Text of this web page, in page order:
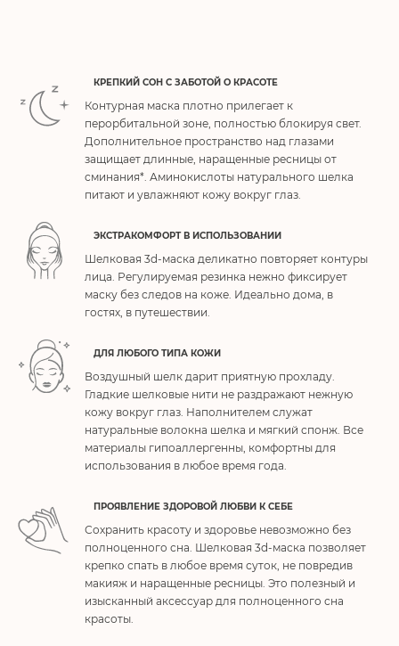
КРЕПКИЙ СОН С ЗАБОТОЙ О КРАСОТЕ
Контурная маска плотно прилегает к
перорбитальной зоне, полностью блокируя свет.
Дополнительное пространство над глазами
защищает длинные, наращенные ресницы от
сминания*. Аминокислоты натурального шелка
питают и увлажняют кожу вокруг глаз.
ЭКСТРАКОМФОРТ В ИСПОЛЬЗОВАНИИ
Шелковая 3d-маска деликатно повторяет контуры
лица. Регулируемая резинка нежно фиксирует
маску без следов на коже. Идеально дома, в
гостях, в путешествии.
ДЛЯ ЛЮБОГО ТИПА КОЖИ
Воздушный шелк дарит приятную прохладу.
Гладкие шелковые нити не раздражают нежную
кожу вокруг глаз. Наполнителем служат
натуральные волокна шелка и мягкий спонж. Все
материалы гипоаллергенны, комфортны для
использования в любое время года.
ПРОЯВЛЕНИЕ ЗДОРОВОЙ ЛЮБВИ К СЕБЕ
Сохранить красоту и здоровье невозможно без
полноценного сна. Шелковая 3d-маска позволяет
крепко спать в любое время суток, не повредив
макияж и наращенные ресницы. Это полезный и
изысканный аксессуар для полноценного сна
красоты.